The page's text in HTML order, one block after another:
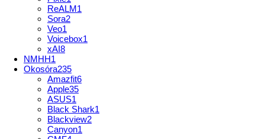
ReALM1
Sora2
Veo1
Voicebox1
xAI8
NMHH1
Okosóra235
Amazfit6
Apple35
ASUS1
Black Shark1
Blackview2
Canyon1